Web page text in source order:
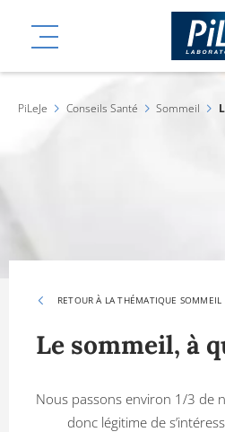
MENU
PiLeJe Conseils Santé Sommeil
RETOUR À LA THÉMATIQUE SOMMEIL
Le sommeil, à
Nous passons environ 1/3 de
donc légitime de